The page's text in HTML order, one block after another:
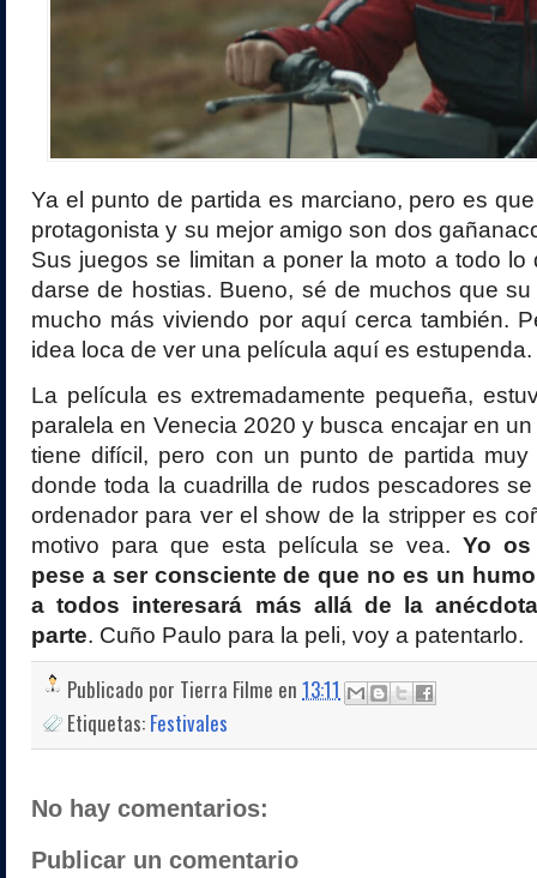
Ya el punto de partida es marciano, pero es
protagonista y su mejor amigo son dos
Sus juegos se limitan a poner la moto a todo
darse de hostias. Bueno, sé de muchos que
mucho más viviendo por aquí cerca también.
idea loca de ver una película aquí es estupenda.
La película es extremadamente pequeña,
paralela en Venecia 2020 y busca encajar en
tiene difícil, pero con un punto de partida
donde toda la cuadrilla de rudos pescadores
ordenador para ver el show de la stripper es
motivo para que esta película se vea.Yo os
pese a ser consciente de que no es un
a todos interesará más allá de la
parte. Cuño Paulo para la peli, voy a patentarlo.
Publicado por Tierra Filme en 13:11
Etiquetas: Festivales
No hay comentarios:
Publicar un comentario